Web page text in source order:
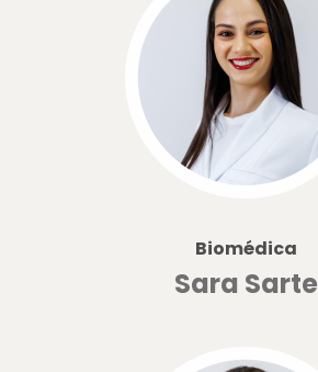
Biomédica
Sara Sarte